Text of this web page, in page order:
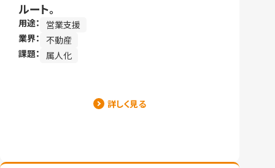
ルート。
用途：
営業支援
業界： 不動産
課題： 属人化
詳しく見る